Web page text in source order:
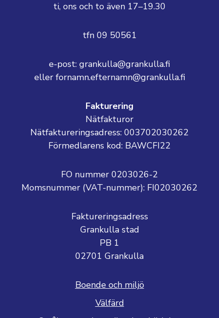
ti, ons och to även 17–19.30
tfn 09 50561
e-post: grankulla@grankulla.fi
eller fornamn.efternamn@grankulla.fi
Fakturering
Nätfakturor
Nätfaktureringsadress: 003702030262
Förmedlarens kod: BAWCFI22
FO nummer 0203026-2
Momsnummer (VAT-nummer): FI02030262
Faktureringsadress
Grankulla stad
PB 1
02701 Grankulla
Boende och miljö
Välfärd